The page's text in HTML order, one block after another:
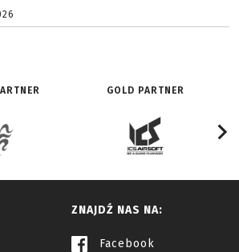
GOLD PARTNER
ZNAJDŹ NAS NA:
Facebook